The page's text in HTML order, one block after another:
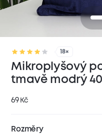
18×
Mikroplyšový
tmavě modrý
69 Kč
Rozměry